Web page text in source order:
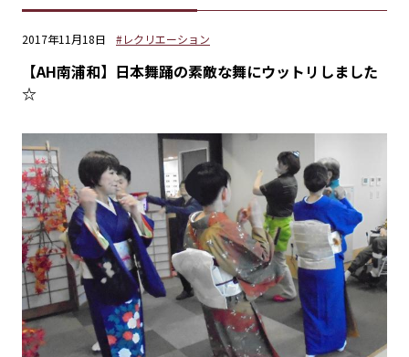
2017年11月18日 #レクリエーション
【AH南浦和】日本舞踊の素敵な舞にウットリしました
☆